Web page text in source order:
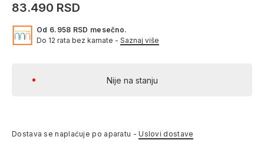
83.490 RSD
Od 6.958 RSD mesečno.
Do 12 rata bez kamate - Saznaj više
Nije na stanju
Dostava se naplaćuje po aparatu -Uslovi dostave